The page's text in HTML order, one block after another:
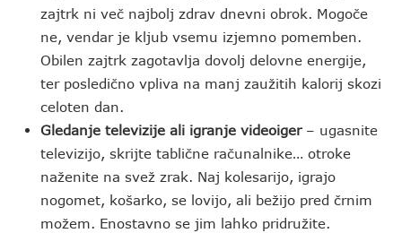
zajtrk ni več najbolj zdrav dnevni obrok. Mogoče
ne, vendar je kljub vsemu izjemno pomemben.
Obilen zajtrk zagotavlja dovolj delovne energije,
ter posledično vpliva na manj zaužitih kalorij skozi
celoten dan.
Gledanje televizije ali igranje videoiger – ugasnite
televizijo, skrijte tablične računalnike… otroke
naženite na svež zrak. Naj kolesarijo, igrajo
nogomet, košarko, se lovijo, ali bežijo pred črnim
možem. Enostavno se jim lahko pridružite.